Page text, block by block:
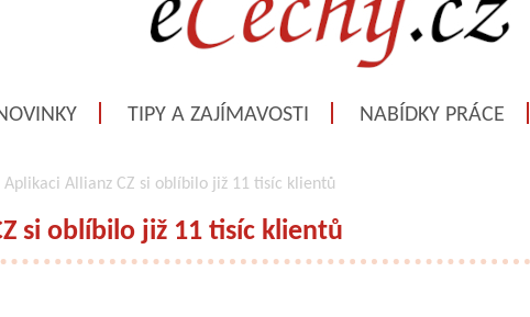
TIPY A ZAJÍMAVOSTI NABÍDKY PRÁCE
Aplikaci Allianz CZ si oblíbilo již 11 tisíc klientů
si oblíbilo již 11 tisíc klientů